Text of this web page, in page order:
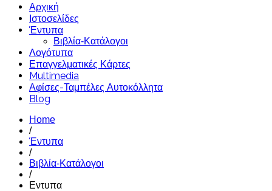
Αρχική
Ιστοσελίδες
Έντυπα
Βιβλία-Κατάλογοι
Λογότυπα
Επαγγελματικές Κάρτες
Multimedia
Αφίσες-Ταμπέλες Αυτοκόλλητα
Blog
Home
/
Έντυπα
/
Βιβλία-Κατάλογοι
/
Εντυπα